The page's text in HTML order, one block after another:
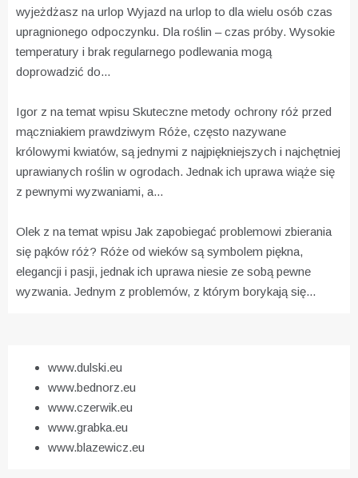
wyjeżdżasz na urlop Wyjazd na urlop to dla wielu osób czas
upragnionego odpoczynku. Dla roślin – czas próby. Wysokie
temperatury i brak regularnego podlewania mogą
doprowadzić do...
Igor z na temat wpisu Skuteczne metody ochrony róż przed
mączniakiem prawdziwym Róże, często nazywane
królowymi kwiatów, są jednymi z najpiękniejszych i najchętniej
uprawianych roślin w ogrodach. Jednak ich uprawa wiąże się
z pewnymi wyzwaniami, a...
Olek z na temat wpisu Jak zapobiegać problemowi zbierania
się pąków róż? Róże od wieków są symbolem piękna,
elegancji i pasji, jednak ich uprawa niesie ze sobą pewne
wyzwania. Jednym z problemów, z którym borykają się...
www.dulski.eu
www.bednorz.eu
www.czerwik.eu
www.grabka.eu
www.blazewicz.eu